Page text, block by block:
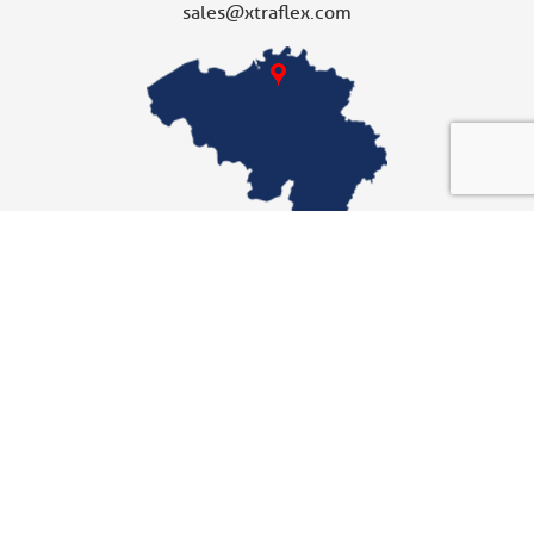
sales@xtraflex.com